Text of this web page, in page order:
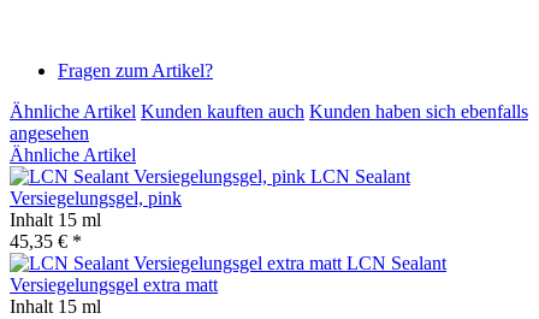
Fragen zum Artikel?
Ähnliche Artikel Kunden kauften auch Kunden haben sich ebenfalls
angesehen
Ähnliche Artikel
LCN Sealant
Versiegelungsgel, pink
Inhalt 15 ml
45,35 € *
LCN Sealant
Versiegelungsgel extra matt
Inhalt 15 ml